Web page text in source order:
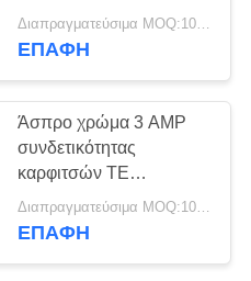
6473711-1 1473711-1
συνδετικότητας Tyco
Διαπραγματεύσιμα MOQ:100 μονάδες
ΕΠΑΦΉ
Άσπρο χρώμα 3 AMP
συνδετικότητας
καρφιτσών TE
συνδετήρας για τους
αυτόματους αισθητήρες
Διαπραγματεύσιμα MOQ:100 μονάδες
ΕΠΑΦΉ